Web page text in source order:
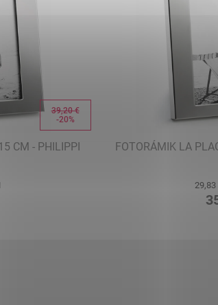
39,20 €
-20%
CM - PHILIPPI FOTORÁMIK LA